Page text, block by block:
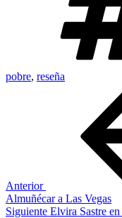
pobre, reseña
Anterior
Almuñécar a Las Vegas
Siguiente
Siguiente Elvira Sastre